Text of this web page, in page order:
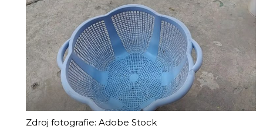
Zdroj fotografie: Adobe Stock